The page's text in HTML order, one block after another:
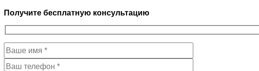
Получите бесплатную консультацию